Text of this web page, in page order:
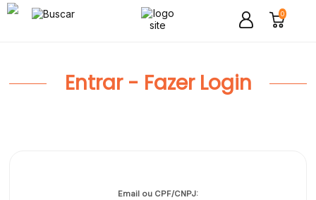
0
Entrar - Fazer Login
Email ou CPF/CNPJ: